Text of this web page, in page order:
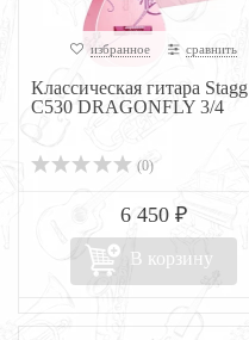
избранное сравнить
Классическая гитара Stagg
C530 DRAGONFLY 3/4
(0)
6 450 ₽
В корзину